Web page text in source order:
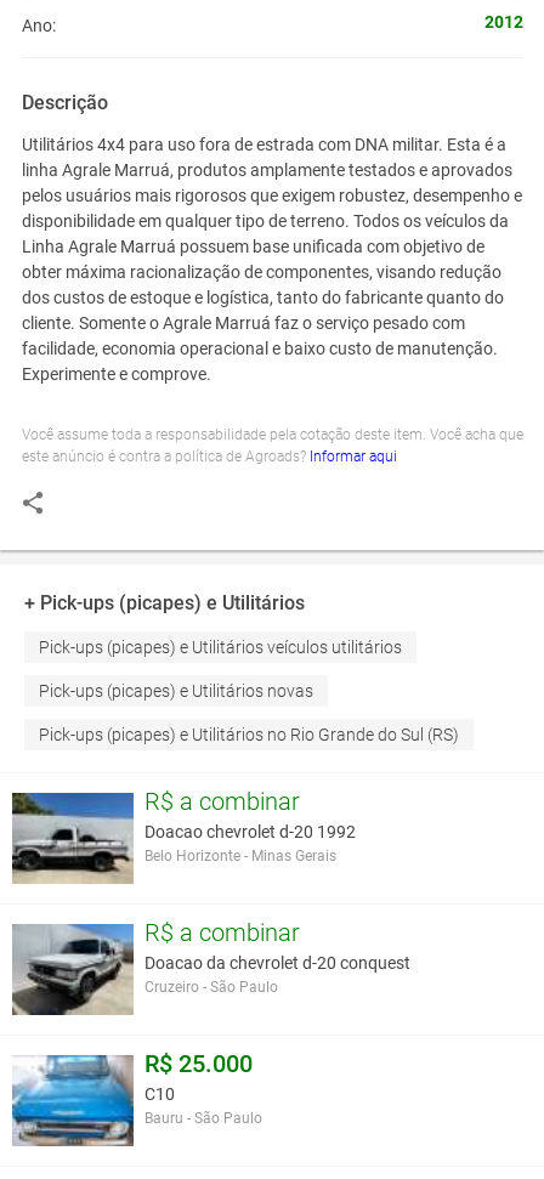
Ano: 2012
Descrição
Utilitários 4x4 para uso fora de estrada com DNA militar. Esta é a
linha Agrale Marruá, produtos amplamente testados e aprovados
pelos usuários mais rigorosos que exigem robustez, desempenho e
disponibilidade em qualquer tipo de terreno. Todos os veículos da
Linha Agrale Marruá possuem base unificada com objetivo de
obter máxima racionalização de componentes, visando redução
dos custos de estoque e logística, tanto do fabricante quanto do
cliente. Somente o Agrale Marruá faz o serviço pesado com
facilidade, economia operacional e baixo custo de manutenção.
Experimente e comprove.
Você assume toda a responsabilidade pela cotação deste item. Você acha que
este anúncio é contra a política de Agroads? Informar aqui
+ Pick-ups (picapes) e Utilitários
Pick-ups (picapes) e Utilitários veículos utilitários
Pick-ups (picapes) e Utilitários novas
Pick-ups (picapes) e Utilitários no Rio Grande do Sul (RS)
R$ a combinar
Doacao chevrolet d-20 1992
Belo Horizonte - Minas Gerais
R$ a combinar
Doacao da chevrolet d-20 conquest
Cruzeiro - São Paulo
R$ 25.000
C10
Bauru - São Paulo